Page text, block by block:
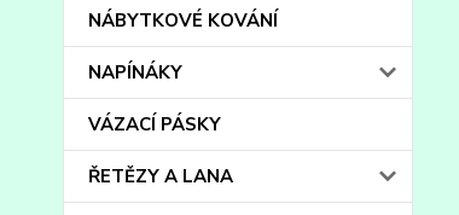
NÁBYTKOVÉ KOVÁNÍ
NAPÍNÁKY
VÁZACÍ PÁSKY
ŘETĚZY A LANA